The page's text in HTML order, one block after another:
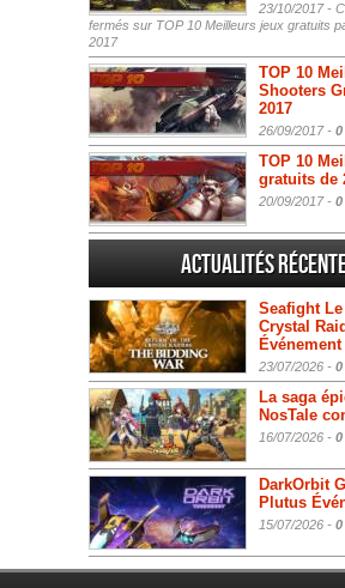
23/10/2017 -
fermés sur TOP 10 Meilleurs jeux gratuits
2017
TOP 10
Shooters
2017
26/09/2017 -
TOP 10
gratuits de
20/09/2017 -
Actualités
Seafight
Crystal
Événement
23/07/2026 -
La saga
NosTale
16/07/2026 -
DarkOrbit
Plutus
15/07/2026 -